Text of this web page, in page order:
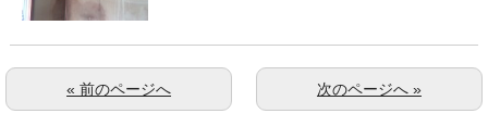
次のページへ »
« 前のページへ